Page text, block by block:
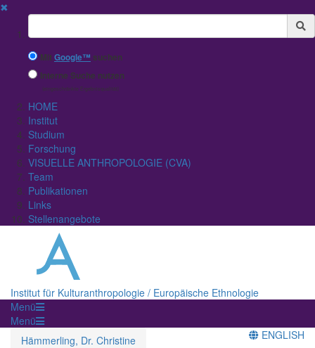
✖
Suchbegriff
MitGoogle™ suchen
Interne Suche nutzen
(eingeschränkte Ergebnisqualität)
HOME
Institut
Studium
Forschung
VISUELLE ANTHROPOLOGIE (CVA)
Team
Publikationen
Links
Stellenangebote
Institut für Kulturanthropologie / Europäische Ethnologie
Menü
Menü
Hämmerling, Dr. Christine
ENGLISH